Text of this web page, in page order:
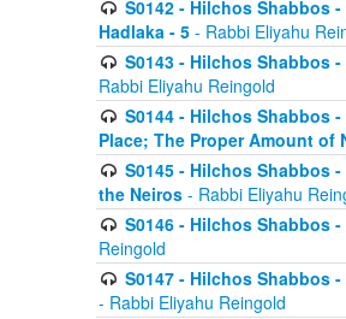
S0142 - Hilchos Shabbos
Hadlaka - 5 - Rabbi Eliyahu
S0143 - Hilchos Shabbos
Rabbi Eliyahu Reingold
S0144 - Hilchos Shabbos
Place; The Proper Amount of
S0145 - Hilchos Shabbos
the Neiros - Rabbi Eliyahu
S0146 - Hilchos Shabbos
Reingold
S0147 - Hilchos Shabbos
- Rabbi Eliyahu Reingold